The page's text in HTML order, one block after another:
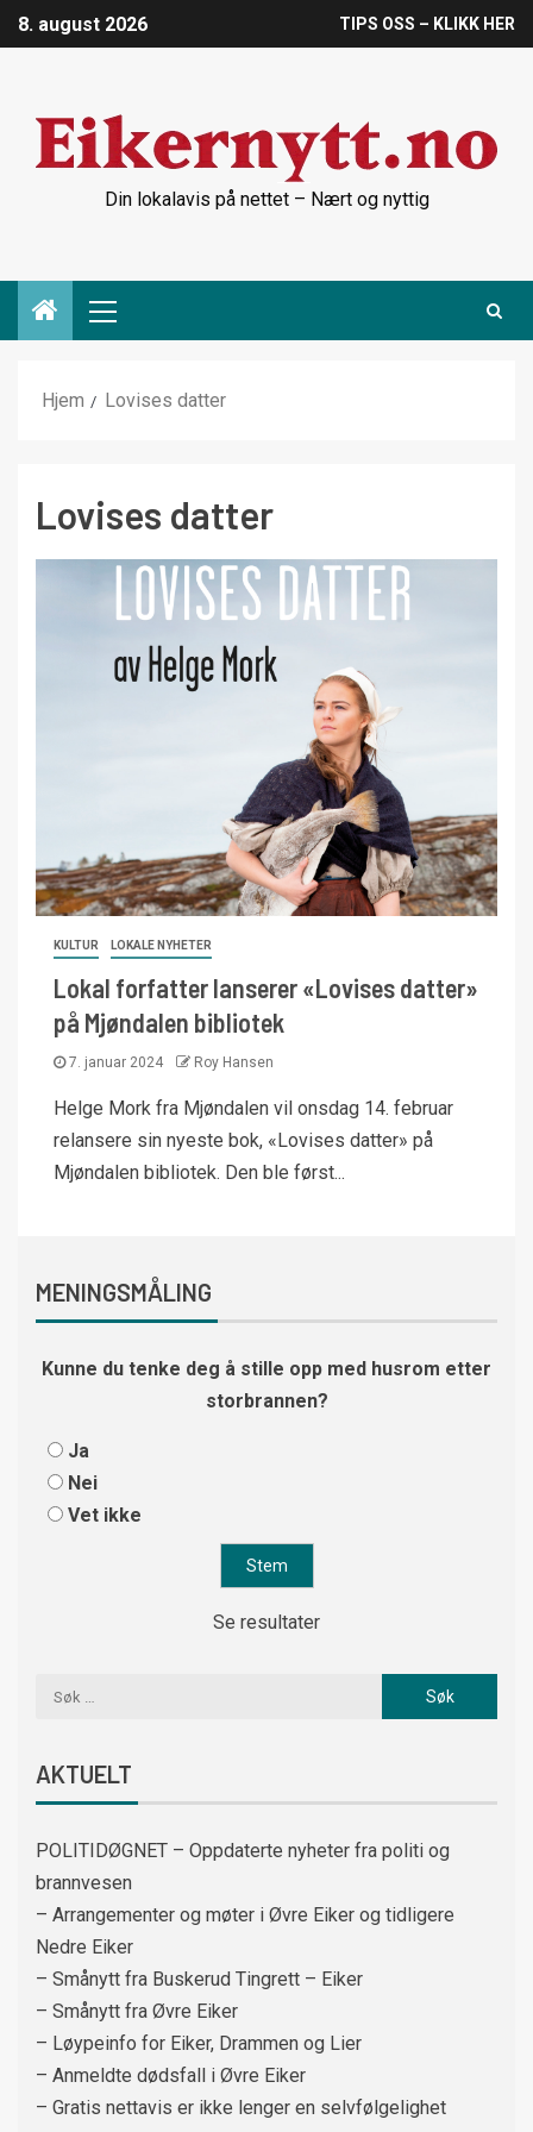
8. august 2026 TIPS OSS – KLIKK HER
Din lokalavis på nettet – Nært og nyttig
Hjem Lovises datter
Lovises datter
KULTUR LOKALE NYHETER
Lokal forfatter lanserer «Lovises datter»
på Mjøndalen bibliotek
7. januar 2024 Roy Hansen
Helge Mork fra Mjøndalen vil onsdag 14. februar
relansere sin nyeste bok, «Lovises datter» på
Mjøndalen bibliotek. Den ble først...
MENINGSMÅLING
Kunne du tenke deg å stille opp med husrom etter
storbrannen?
Ja
Nei
Vet ikke
Se resultater
AKTUELT
POLITIDØGNET – Oppdaterte nyheter fra politi og
brannvesen
– Arrangementer og møter i Øvre Eiker og tidligere
Nedre Eiker
– Smånytt fra Buskerud Tingrett – Eiker
– Smånytt fra Øvre Eiker
– Løypeinfo for Eiker, Drammen og Lier
– Anmeldte dødsfall i Øvre Eiker
– Gratis nettavis er ikke lenger en selvfølgelighet